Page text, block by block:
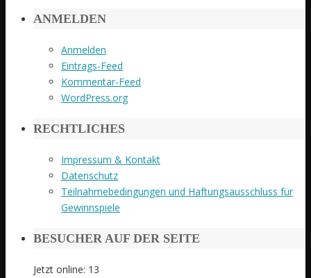
ANMELDEN
Anmelden
Eintrags-Feed
Kommentar-Feed
WordPress.org
RECHTLICHES
Impressum & Kontakt
Datenschutz
Teilnahmebedingungen und Haftungsausschluss für
Gewinnspiele
BESUCHER AUF DER SEITE
Jetzt online: 13